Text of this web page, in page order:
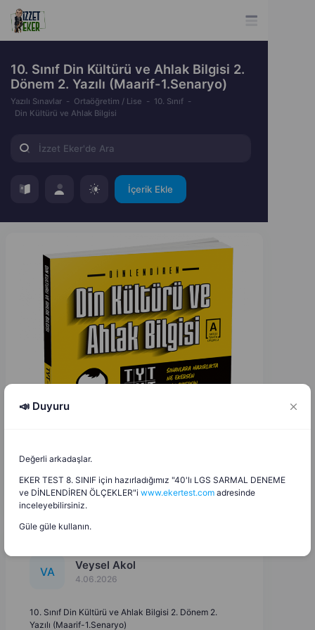
10. Sınıf Din Kültürü ve Ahlak Bilgisi 2.
Dönem 2. Yazılı (Maarif-1.Senaryo)
Yazılı Sınavlar Ortaöğretim / Lise
10. Sınıf
Din Kültürü ve Ahlak Bilgisi
İçerik Ekle
VA Veysel Akol
4.06.2026
10. Sınıf Din Kültürü ve Ahlak Bilgisi 2. Dönem 2.
Yazılı (Maarif-1.Senaryo)
📣 Duyuru
Değerli arkadaşlar.
EKER TEST 8. SINIF için hazırladığımız "40'lı LGS SARMAL DENEME
ve DİNLENDİREN ÖLÇEKLER"i www.ekertest.com adresinde
inceleyebilirsiniz.
Güle güle kullanın.